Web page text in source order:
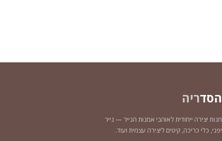
הסדריה
חנות יצירה ייחודית לאוהבי אמנות הנייר — נייר
יפני, כלי כריכה, קיטים ליצירה עצמית ועוד.